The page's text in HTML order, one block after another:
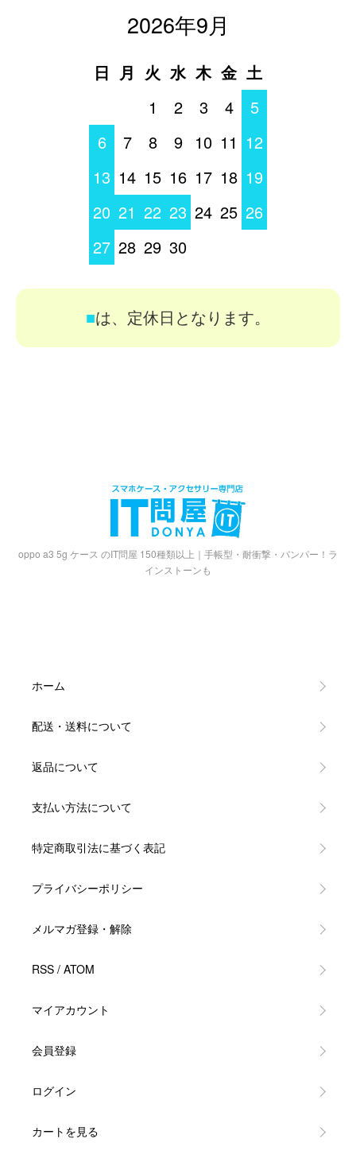
2026年9月
日 月 火 水 木 金 土
1
2 3 4
5
6
7 8 9 10 11 12
13 14 15 16 17 18 19
20 21 22 23 24 25 26
27 28 29 30
■は、定休日となります。
oppo a3 5g ケース のIT問屋 150種類以上｜手帳型・耐衝撃・バンパー！ラ
インストーンも
ホーム
配送・送料について
返品について
支払い方法について
特定商取引法に基づく表記
プライバシーポリシー
メルマガ登録・解除
RSS / ATOM
マイアカウント
会員登録
ログイン
カートを見る